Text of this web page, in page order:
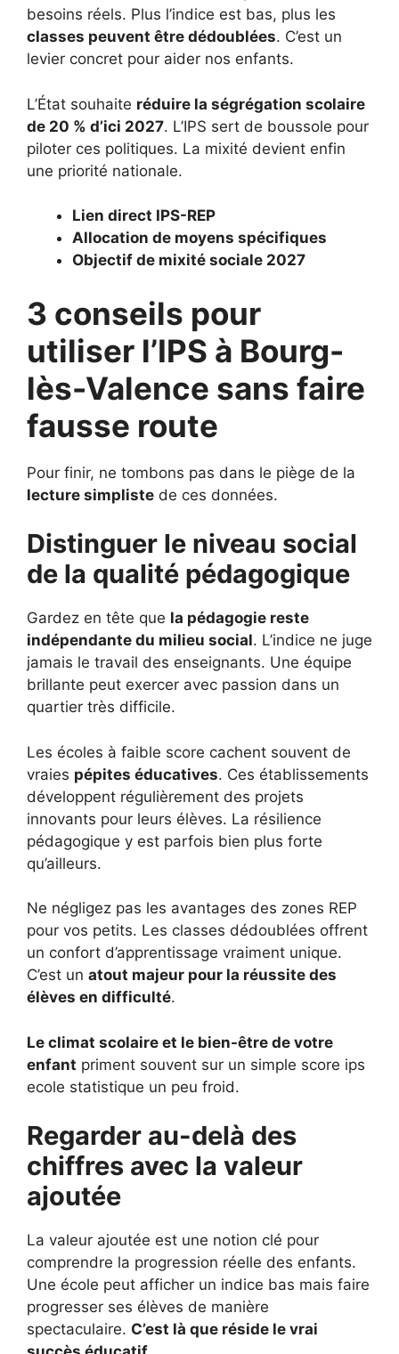
besoins réels. Plus l’indice est bas, plus les
classes peuvent être dédoublées. C’est un
levier concret pour aider nos enfants.
L’État souhaite réduire la ségrégation scolaire
de 20 % d’ici 2027. L’IPS sert de boussole pour
piloter ces politiques. La mixité devient enfin
une priorité nationale.
Lien direct IPS-REP
Allocation de moyens spécifiques
Objectif de mixité sociale 2027
3 conseils pour
utiliser l’IPS à Bourg-
lès-Valence sans faire
fausse route
Pour finir, ne tombons pas dans le piège de la
lecture simpliste de ces données.
Distinguer le niveau social
de la qualité pédagogique
Gardez en tête que la pédagogie reste
indépendante du milieu social. L’indice ne juge
jamais le travail des enseignants. Une équipe
brillante peut exercer avec passion dans un
quartier très difficile.
Les écoles à faible score cachent souvent de
vraies pépites éducatives. Ces établissements
développent régulièrement des projets
innovants pour leurs élèves. La résilience
pédagogique y est parfois bien plus forte
qu’ailleurs.
Ne négligez pas les avantages des zones REP
pour vos petits. Les classes dédoublées offrent
un confort d’apprentissage vraiment unique.
C’est un atout majeur pour la réussite des
élèves en difficulté.
Le climat scolaire et le bien-être de votre
enfant priment souvent sur un simple score ips
ecole statistique un peu froid.
Regarder au-delà des
chiffres avec la valeur
ajoutée
La valeur ajoutée est une notion clé pour
comprendre la progression réelle des enfants.
Une école peut afficher un indice bas mais faire
progresser ses élèves de manière
spectaculaire. C’est là que réside le vrai